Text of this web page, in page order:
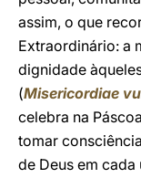
assim, o que
Extraordinário: a
dignidade
(Misericordiae
celebra na
tomar
de Deus em